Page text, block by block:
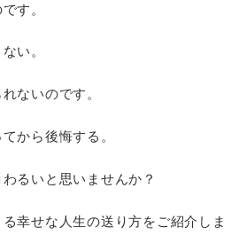
す。
い。
ないのです。
から後悔する。
るいと思いませんか？
幸せな人生の送り方をご紹介しま